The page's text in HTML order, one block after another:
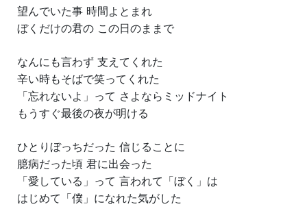
望んでいた事 時間よとまれ
ぼくだけの君の この日のままで
なんにも言わず 支えてくれた
辛い時もそばで笑ってくれた
「忘れないよ」って さよならミッドナイト
もうすぐ最後の夜が明ける
ひとりぼっちだった 信じることに
臆病だった頃 君に出会った
「愛している」って 言われて「ぼく」は
はじめて「僕」になれた気がした